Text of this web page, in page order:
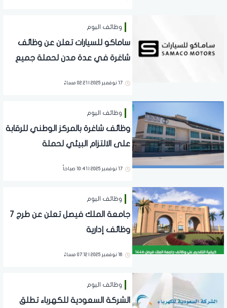
وظائف اليوم
ساماكو للسيارات تعلن عن وظائف
شاغرة في عدة مدن لحملة جميع
17 نوفمبر 2025 | 02:21 مساءً
وظائف اليوم
وظائف شاغرة بالمركز الوطني للرقابة
على الالتزام البيئي لحملة
17 نوفمبر 2025 | 10:41 صباحاً
وظائف اليوم
جامعة الملك فيصل تعلن عن طرج 7
وظائف إدارية
16 نوفمبر 2025 | 07:12 مساءً
وظائف اليوم
الشركة السعودية للكهرباء تطلق